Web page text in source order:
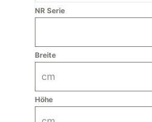
NR Serie
Breite
Höhe